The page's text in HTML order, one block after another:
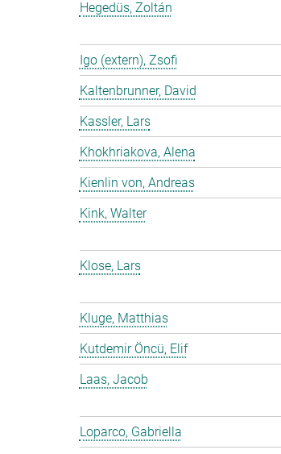
Hegedüs, Zoltán
Igo (extern), Zsofi
Kaltenbrunner, David
Kassler, Lars
Khokhriakova, Alena
Kienlin von, Andreas
Kink, Walter
Klose, Lars
Kluge, Matthias
Kutdemir Öncü, Elif
Laas, Jacob
Loparco, Gabriella